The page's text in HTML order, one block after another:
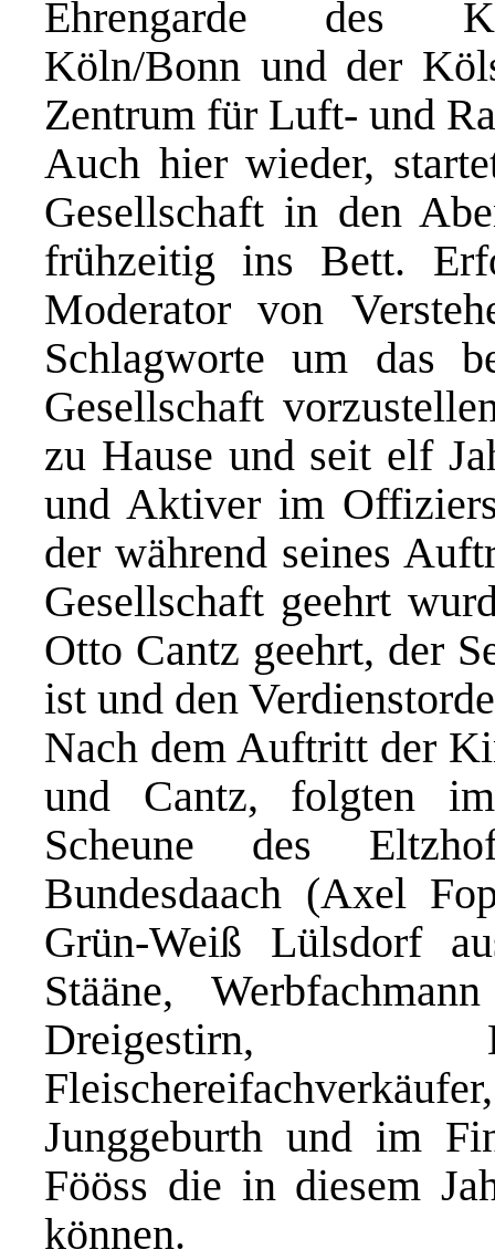
Ehrengarde des
Köln/Bonn und der
Zentrum für Luft- und
Auch hier wieder,
Gesellschaft in den
frühzeitig ins Bett.
Moderator von
Schlagworte um das
Gesellschaft
zu Hause und seit elf
und Aktiver im
der während seines
Gesellschaft geehrt
Otto Cantz geehrt, der
ist und den
Nach dem Auftritt der
und Cantz, folgten
Scheune des
Bundesdaach (Axel
Grün-Weiß Lülsdorf
Stääne,
Dreigestirn,
Junggeburth und im
Fööss die in diesem
können.